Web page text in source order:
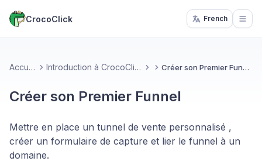
CrocoClick French
Accueil Introduction à CrocoClick Créer son Premier Funnel
Créer son Premier Funnel
Mettre en place un tunnel de vente personnalisé ,
créer un formulaire de capture et lier le funnel à un
domaine.